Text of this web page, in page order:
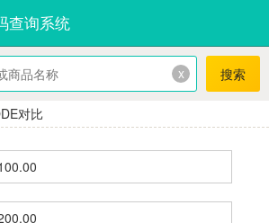
查询系统
x 搜索
对比